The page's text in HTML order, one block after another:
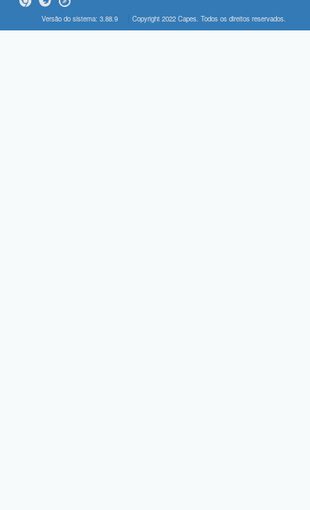
Versão do sistema: 3.88.9 Copyright 2022 Capes. Todos os direitos reservados.